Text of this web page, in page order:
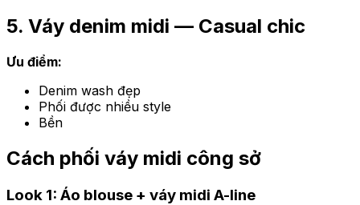
5. Váy denim midi — Casual chic
Ưu điểm:
Denim wash đẹp
Phối được nhiều style
Bền
Cách phối váy midi công sở
Look 1: Áo blouse + váy midi A-line